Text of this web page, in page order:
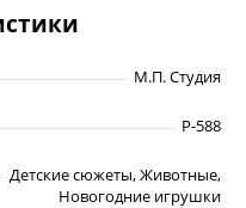
М.П. Студия
Р-588
Детские сюжеты, Животные,
Новогодние игрушки